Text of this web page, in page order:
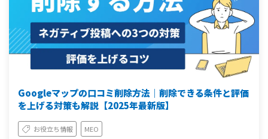
Googleマップの口コミ削除方法｜削除できる条件と評価
を上げる対策も解説【2025年最新版】
お役立ち情報 MEO